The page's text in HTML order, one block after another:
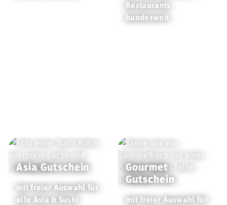
Restaurants
bundesweit
Asia Gutschein
mit freier Auswahl für
alle Asia & Sushi
Gourmet
Gutschein
mit freier Auswahl für